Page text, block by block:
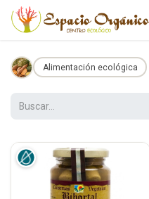
Ir al contenido
Alimentación ecológica